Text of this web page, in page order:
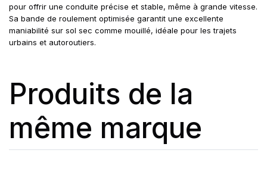
pour offrir une conduite précise et stable, même à grande vitesse.
Sa bande de roulement optimisée garantit une excellente
maniabilité sur sol sec comme mouillé, idéale pour les trajets
urbains et autoroutiers.
Produits de la
même marque